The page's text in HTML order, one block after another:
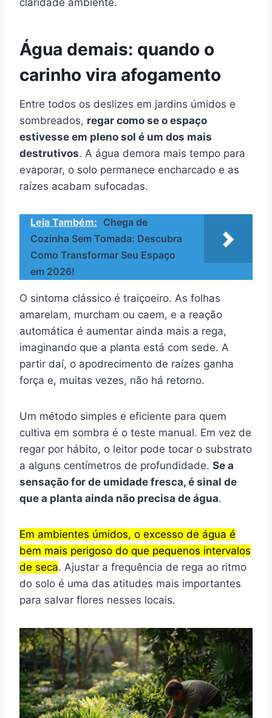
Água demais: quando o
carinho vira afogamento
Entre todos os deslizes em jardins úmidos e
sombreados, regar como se o espaço
estivesse em pleno sol é um dos mais
destrutivos. A água demora mais tempo para
evaporar, o solo permanece encharcado e as
raízes acabam sufocadas.
Leia Também: Chega de
Cozinha Sem Tomada: Descubra
Como Transformar Seu Espaço
em 2026!
O sintoma clássico é traiçoeiro. As folhas
amarelam, murcham ou caem, e a reação
automática é aumentar ainda mais a rega,
imaginando que a planta está com sede. A
partir daí, o apodrecimento de raízes ganha
força e, muitas vezes, não há retorno.
Um método simples e eficiente para quem
cultiva em sombra é o teste manual. Em vez de
regar por hábito, o leitor pode tocar o substrato
a alguns centímetros de profundidade. Se a
sensação for de umidade fresca, é sinal de
que a planta ainda não precisa de água.
Em ambientes úmidos, o excesso de água é
bem mais perigoso do que pequenos intervalos
de seca. Ajustar a frequência de rega ao ritmo
do solo é uma das atitudes mais importantes
para salvar flores nesses locais.